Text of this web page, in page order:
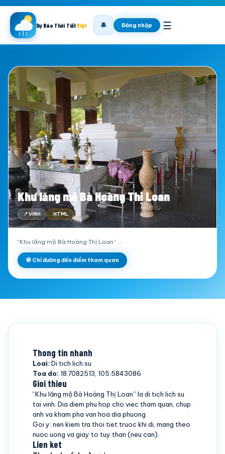
Dự Báo Thời TiếtViệt 🔔 Đăng nhập ☰
Khu lăng mộ Bà Hoàng Thị Loan
📍 VINH .HTML
“Khu lăng mộ Bà Hoàng Thị Loan” …
🧭 Chỉ đường đến điểm tham quan
Thong tin nhanh
Loai: Di tich lich su
Toa do: 18.7082513, 105.5843086
Gioi thieu
“Khu lăng mộ Bà Hoàng Thị Loan” la di tich lich su
tai vinh. Dia diem phu hop cho viec tham quan, chup
anh va kham pha van hoa dia phuong.
Goi y: nen kiem tra thoi tiet truoc khi di, mang theo
nuoc uong va giay to tuy than (neu can).
Lien ket